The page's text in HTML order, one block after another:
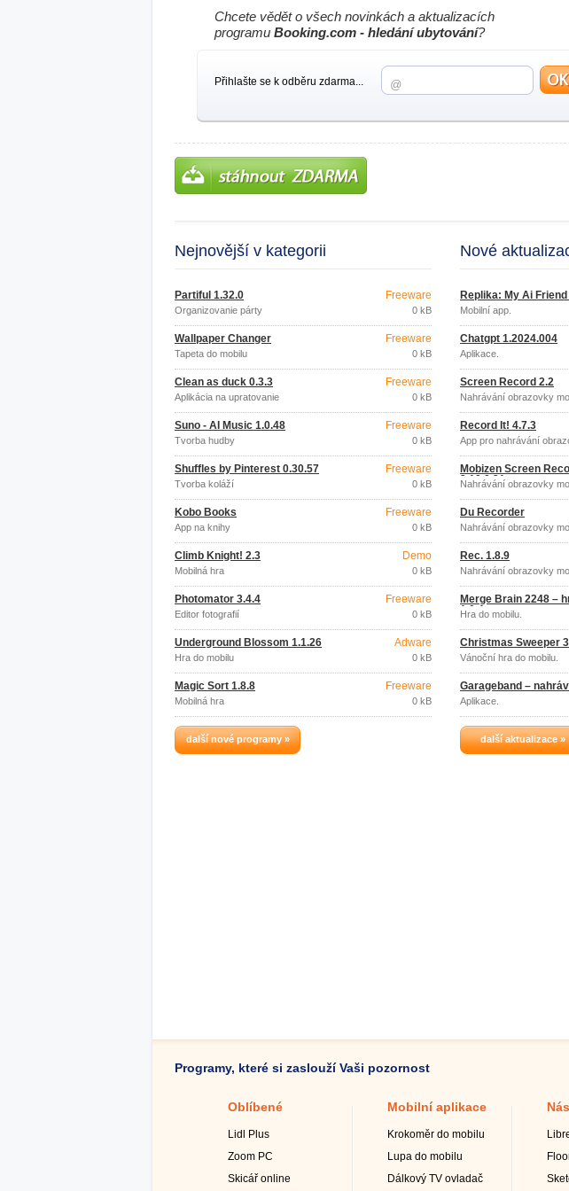
Chcete vědět o všech novinkách a aktualizacích
programu Booking.com - hledání ubytování?
Přihlašte se k odběru zdarma...
Nejnovější v kategorii
Partiful 1.32.0
Organizovanie párty
Freeware
0 kB
Wallpaper Changer
Tapeta do mobilu
Freeware
0 kB
Clean as duck 0.3.3
Aplikácia na upratovanie
Freeware
0 kB
Suno - AI Music 1.0.48
Tvorba hudby
Freeware
0 kB
Shuffles by Pinterest 0.30.57
Tvorba koláží
Freeware
0 kB
Kobo Books
App na knihy
Freeware
0 kB
Climb Knight! 2.3
Mobilná hra
Demo
0 kB
Photomator 3.4.4
Editor fotografií
Freeware
0 kB
Underground Blossom 1.1.26
Hra do mobilu
Adware
0 kB
Magic Sort 1.8.8
Mobilná hra
Freeware
0 kB
další nové programy »
Nové
Replika: My Ai Friend
Mobilní app.
Chatgpt 1.2024.004
Aplikace.
Screen Record 2.2
Nahrávání obrazovky
Record It! 4.7.3
App pro nahrávání
Mobizen Screen
3.10.0.31
Nahrávání obrazovky
Du Recorder
Nahrávání obrazovky
Řec. 1.8.9
Nahrávání obrazovky
Merge Brain 2248 –
1.0.4
Hra do mobilu.
Christmas Sweeper
Vánoční hra do mobilu.
Garageband –
Aplikace.
další aktualizace »
Programy, které si zaslouží Vaši pozornost
Oblíbené
Lidl Plus
Zoom PC
Skicář online
Mobilní aplikace
Krokoměr do mobilu
Lupa do mobilu
Dálkový TV ovladač